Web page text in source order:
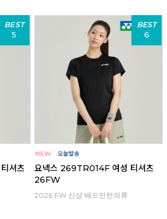
BEST
5
셔츠
BEST
6
요넥스 269TR014F 여성 티셔츠
26FW
2026 FW 신상 배드민턴의류